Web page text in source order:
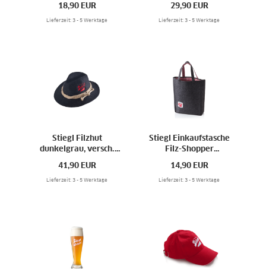
18,90 EUR
Lieferzeit: 3 - 5 Werktage
29,90 EUR
Lieferzeit: 3 - 5 Werktage
Stiegl Filzhut
dunkelgrau, versch.
41,90 EUR
Lieferzeit: 3 - 5 Werktage
Stiegl Einkaufstasche
Filz-Shopper
cm
14,90 EUR
Lieferzeit: 3 - 5 Werktage